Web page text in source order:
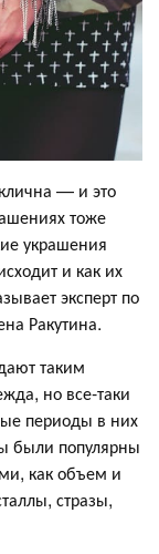
— и это
тоже
украшения
и как их
эксперт по
Ракутина.
таким
но все-таки
периоды в них
были популярны
как объем и
стразы,